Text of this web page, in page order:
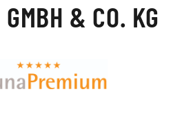
& CO. KG